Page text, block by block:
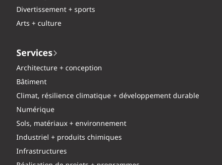
Divertissement + sports
Arts + culture
Services
Architecture + conception
Bâtiment
Climat, résilience climatique + développement durable
Numérique
Sols, matériaux + environnement
Industriel + produits chimiques
Infrastructures